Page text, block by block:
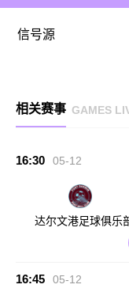
信号源
相关赛事 GAMES
16:30 05-12
达尔文港足球俱乐
16:45 05-12